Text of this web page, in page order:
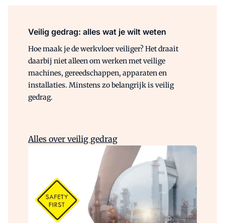
Veilig gedrag: alles wat je wilt weten
Hoe maak je de werkvloer veiliger? Het draait
daarbij niet alleen om werken met veilige
machines, gereedschappen, apparaten en
installaties. Minstens zo belangrijk is veilig
gedrag.
Alles over veilig gedrag